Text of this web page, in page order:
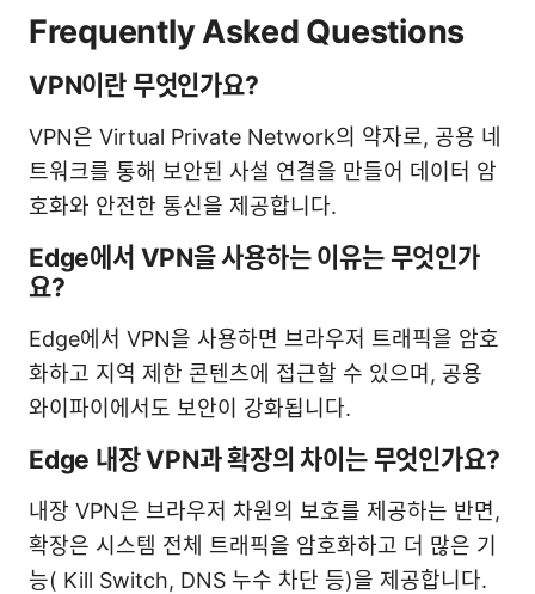
Frequently Asked Questions
VPN이란 무엇인가요?
VPN은 Virtual Private Network의 약자로, 공용 네
트워크를 통해 보안된 사설 연결을 만들어 데이터 암
호화와 안전한 통신을 제공합니다.
Edge에서 VPN을 사용하는 이유는 무엇인가
요?
Edge에서 VPN을 사용하면 브라우저 트래픽을 암호
화하고 지역 제한 콘텐츠에 접근할 수 있으며, 공용
와이파이에서도 보안이 강화됩니다.
Edge 내장 VPN과 확장의 차이는 무엇인가요?
내장 VPN은 브라우저 차원의 보호를 제공하는 반면,
확장은 시스템 전체 트래픽을 암호화하고 더 많은 기
능( Kill Switch, DNS 누수 차단 등)을 제공합니다.